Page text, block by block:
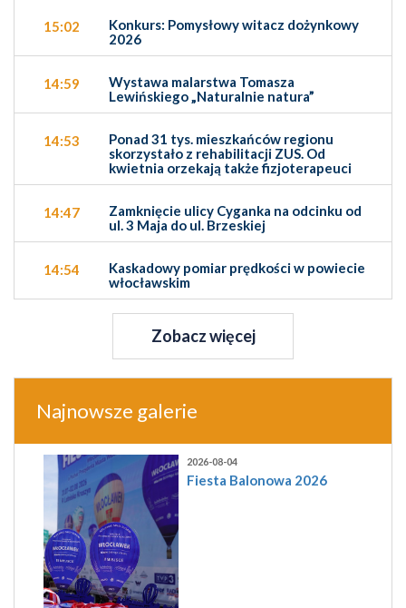
15:02
Konkurs: Pomysłowy witacz dożynkowy
2026
14:59
Wystawa malarstwa Tomasza
Lewińskiego „Naturalnie natura”
14:53
Ponad 31 tys. mieszkańców regionu
skorzystało z rehabilitacji ZUS. Od
kwietnia orzekają także fizjoterapeuci
14:47
Zamknięcie ulicy Cyganka na odcinku od
ul. 3 Maja do ul. Brzeskiej
14:54
Kaskadowy pomiar prędkości w powiecie
włocławskim
Zobacz więcej
Najnowsze galerie
2026-08-04
Fiesta Balonowa 2026